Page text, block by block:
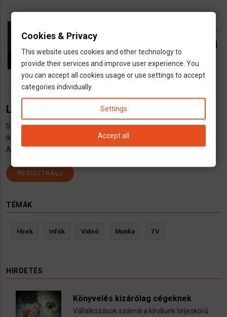
dns Dj, zene Iskola
directions
call
email
Listára szeretnél kerülni?
Szeretnél felkerülni a listára?Regisztrálj itt,jelentkezz be itt, majd
iktasd
A hirdetés ingyenes!
REGISZTRÁLJ
TÉMÁK
Hírek Infók Videó Munka TV
HIRDETÉS
Könyvelés kizárólag cégeknek
Vállalkozások számára kínálunk teljeskörű
Cookies & Privacy
This website uses cookies and other technology to
provide their services and improve user experience. You
you can accept all cookies usage or use settings to accept
categories individually.
Settings
Accept all